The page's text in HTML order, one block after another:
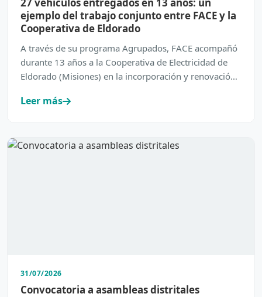
ejemplo del trabajo conjunto entre FACE y la
Cooperativa de Eldorado
A través de su programa Agrupados, FACE acompañó
durante 13 años a la Cooperativa de Electricidad de
Eldorado (Misiones) en la incorporación y renovación
Leer más
31/07/2026
Convocatoria a asambleas distritales